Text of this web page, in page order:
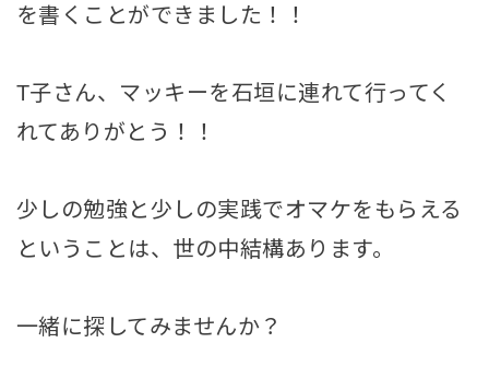
を書くことができました！！
T子さん、マッキーを石垣に連れて行ってく
れてありがとう！！
少しの勉強と少しの実践でオマケをもらえる
ということは、世の中結構あります。
一緒に探してみませんか？